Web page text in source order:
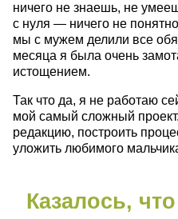
ничего не знаешь, не
с нуля — ничего не
мы с мужем делили все
месяца я была очень
истощением.
Так что да, я не работаю
мой самый сложный
редакцию, построить
уложить любимого
Казалось,